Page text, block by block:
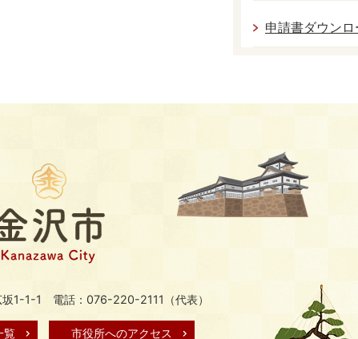
申請書ダウンロ
1-1-1 電話：076-220-2111（代表）
覧 市役所へのアクセス